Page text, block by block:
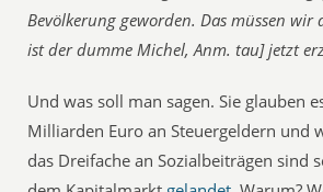
Bevölkerung geworden. Das müssen wir
ist der dumme Michel, Anm. tau] jetzt
Und was soll man sagen. Sie glauben
Milliarden Euro an Steuergeldern und
das Dreifache an Sozialbeiträgen sind